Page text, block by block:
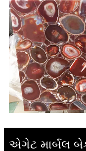
એગેટ માર્બલ